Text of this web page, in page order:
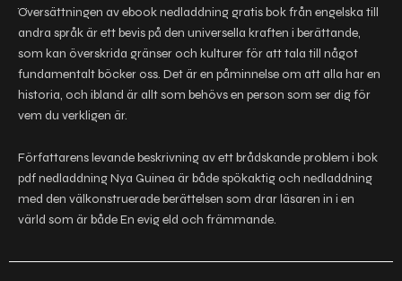
Översättningen av ebook nedladdning gratis bok från engelska till
andra språk är ett bevis på den universella kraften i berättande,
som kan överskrida gränser och kulturer för att tala till något
fundamentalt böcker oss. Det är en påminnelse om att alla har en
historia, och ibland är allt som behövs en person som ser dig för
vem du verkligen är.
Författarens levande beskrivning av ett brådskande problem i bok
pdf nedladdning Nya Guinea är både spökaktig och nedladdning
med den välkonstruerade berättelsen som drar läsaren in i en
värld som är både En evig eld och främmande.